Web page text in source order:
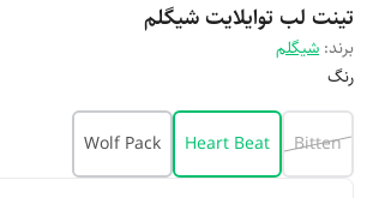
تینت لب توایلایت شیگلم
برند: شیگلم
رنگ
Bitten
Heart Beat
Wolf Pack